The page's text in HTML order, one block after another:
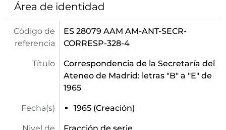
Área de identidad
Código de
referencia
ES 28079 AAM AM-ANT-SECR-
CORRESP-328-4
Título
Correspondencia de la Secretaría del
Ateneo de Madrid: letras "B" a "E" de
1965
Fecha(s) 1965 (Creación)